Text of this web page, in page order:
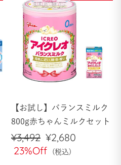
【お試し】バランスミルク
800g赤ちゃんミルクセット
通
常
¥3,492 セ
ー
¥2,680
23%Off